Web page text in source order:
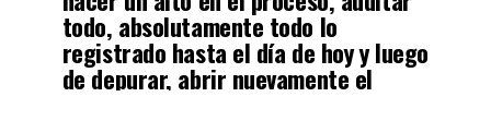
todo, absolutamente todo lo
registrado hasta el día de hoy y luego
de depurar, abrir nuevamente el